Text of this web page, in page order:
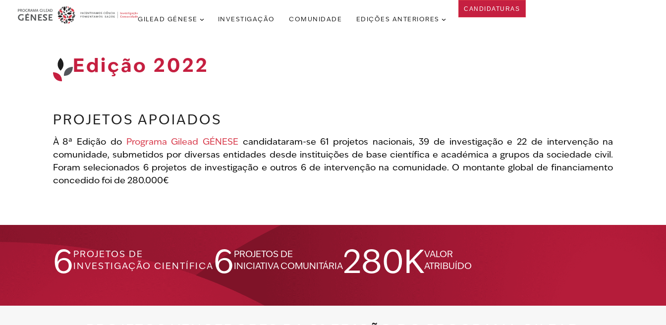
GILEAD GÉNESE INVESTIGAÇÃO COMUNIDADE EDIÇÕES ANTERIORES
CANDIDATURAS
Edição 2022
PROJETOS APOIADOS
À 8ª Edição do Programa Gilead GÉNESE candidataram-se 61 projetos nacionais, 39 de investigação e 22 de intervenção na
comunidade, submetidos por diversas entidades desde instituições de base científica e académica a grupos da sociedade civil.
Foram selecionados 6 projetos de investigação e outros 6 de intervenção na comunidade. O montante global de financiamento
concedido foi de 280.000€
6 PROJETOS DE
INVESTIGAÇÃO CIENTÍFICA6 PROJETOS DE
INICIATIVA COMUNITÁRIA280KVALOR
ATRIBUÍDO